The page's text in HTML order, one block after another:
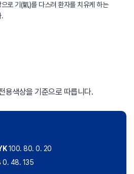
로 기(氣)를 다스려 환자를 치유케 하는
.
용색상을 기준으로 따릅니다.
100. 80. 0. 20
0. 48. 135